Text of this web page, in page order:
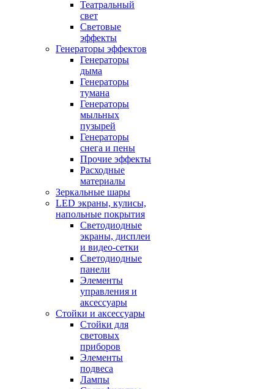
Театральный
свет
Световые
эффекты
Генераторы эффектов
Генераторы
дыма
Генераторы
тумана
Генераторы
мыльных
пузырей
Генераторы
снега и пены
Прочие эффекты
Расходные
материалы
Зеркальные шары
LED экраны, кулисы,
напольные покрытия
Светодиодные
экраны, дисплеи
и видео-сетки
Светодиодные
панели
Элементы
управления и
аксессуары
Стойки и аксессуары
Стойки для
световых
приборов
Элементы
подвеса
Лампы